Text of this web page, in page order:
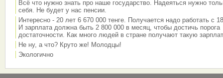
Всё что нужно знать про наше государство. Надеяться нужно
себя. Не будет у нас пенсии.
Интересно - 20 лет 6 670 000 тенге. Получается надо работать с
И зарплата должна быть 2 800 000 в месяц, чтобы достичь порога
достаточности. Как много людей в стране получают такую
Не ну, а что? Круто же! Молодцы!
Экологично